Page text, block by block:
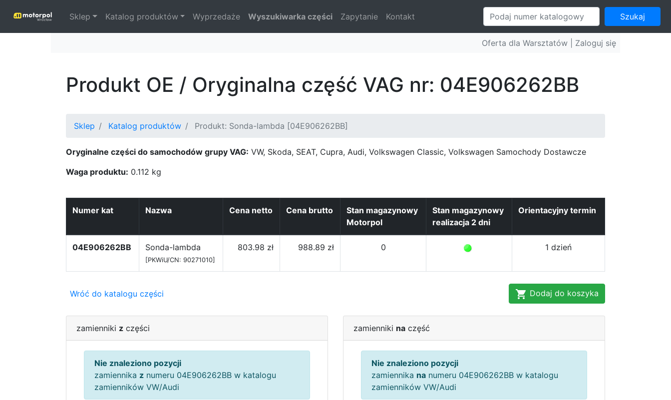
Sklep Katalog produktów Wyprzedaże Wyszukiwarka części Zapytanie Kontakt Szukaj
Oferta dla Warsztatów | Zaloguj się
Produkt OE / Oryginalna część VAG nr: 04E906262BB
Sklep Katalog produktów Produkt: Sonda-lambda [04E906262BB]
Oryginalne części do samochodów grupy VAG: VW, Skoda, SEAT, Cupra, Audi, Volkswagen Classic, Volkswagen Samochody Dostawcze
Waga produktu: 0.112 kg
Numer kat Nazwa Cena netto Cena brutto
Stan magazynowy
Motorpol
Stan magazynowy
realizacja 2 dni
Orientacyjny termin
04E906262BB Sonda-lambda
[PKWiU/CN: 90271010]
803.98 zł 988.89 zł 0 1 dzień
Wróć do katalogu części Dodaj do koszyka
zamienniki z części
Nie znaleziono pozycji
zamiennika z numeru 04E906262BB w katalogu
zamienników VW/Audi
zamienniki na część
Nie znaleziono pozycji
zamiennika na numeru 04E906262BB w katalogu
zamienników VW/Audi